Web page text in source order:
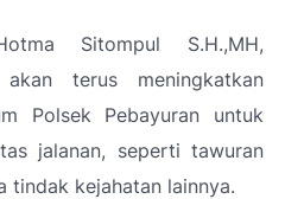
Sitompul S.H.,MH,
akan terus meningkatkan
Polsek Pebayuran untuk
jalanan, seperti tawuran
tindak kejahatan lainnya.